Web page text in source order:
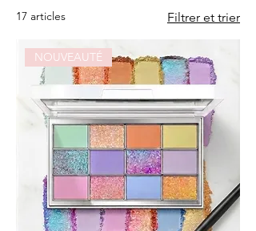
17 articles Filtrer et trier
NOUVEAUTÉ